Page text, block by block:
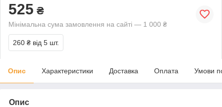
525 ₴
Мінімальна сума замовлення на сайті — 1 000 ₴
260 ₴ від 5 шт.
Опис Характеристики Доставка Оплата Умови
Опис